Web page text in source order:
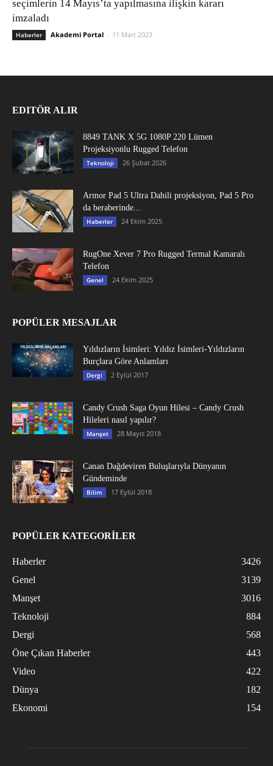
seçimlerin 14 Mayıs’ta yapılmasına ilişkin kararı
imzaladı
Haberler Akademi Portal - 11 Mart 2023
EDITÖR ALIR
8849 TANK X 5G 1080P 220 Lümen
Projeksiyonlu Rugged Telefon
Teknoloji 26 Şubat 2026
Armor Pad 5 Ultra Dahili projeksiyon, Pad 5 Pro
da beraberinde...
Haberler 24 Ekim 2025
RugOne Xever 7 Pro Rugged Termal Kamaralı
Telefon
Genel 24 Ekim 2025
POPÜLER MESAJLAR
Yıldızların İsimleri: Yıldız İsimleri-Yıldızların
Burçlara Göre Anlamları
Dergi 2 Eylül 2017
Candy Crush Saga Oyun Hilesi – Candy Crush
Hileleri nasıl yapılır?
Manşet 28 Mayıs 2018
Canan Dağdeviren Buluşlarıyla Dünyanın
Gündeminde
Bilim 17 Eylül 2018
POPÜLER KATEGORİLER
Haberler
3426
Genel
3139
Manşet
3016
Teknoloji
884
Dergi
568
Öne Çıkan Haberler
443
Video
422
Dünya
182
Ekonomi
154